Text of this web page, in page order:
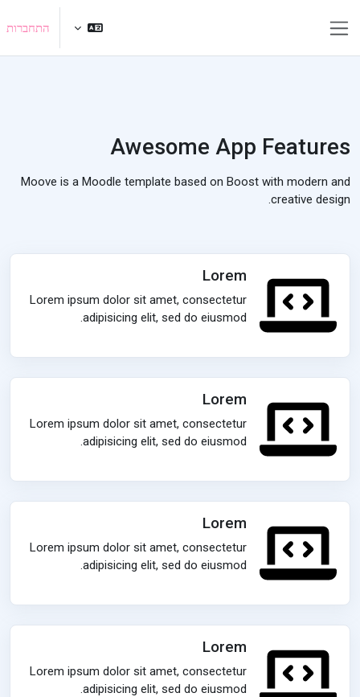
התחברות
Awesome App Features
Moove is a Moodle template based on Boost with modern and
creative design.
Lorem
Lorem ipsum dolor sit amet, consectetur
adipisicing elit, sed do eiusmod.
Lorem
Lorem ipsum dolor sit amet, consectetur
adipisicing elit, sed do eiusmod.
Lorem
Lorem ipsum dolor sit amet, consectetur
adipisicing elit, sed do eiusmod.
Lorem
Lorem ipsum dolor sit amet, consectetur
adipisicing elit, sed do eiusmod.